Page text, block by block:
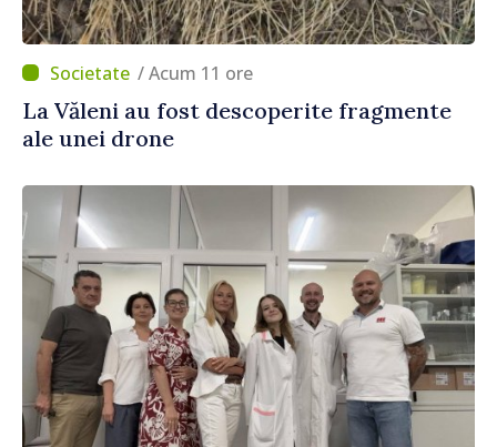
/ Acum 11 ore
La Văleni au fost descoperite fragmente
ale unei drone